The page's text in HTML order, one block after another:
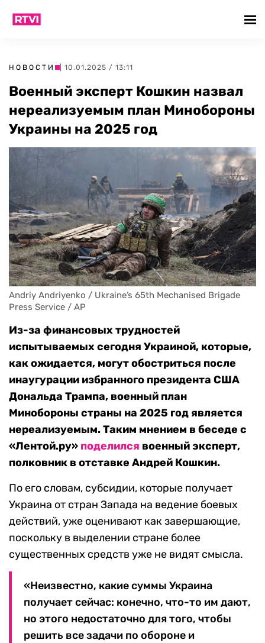
НОВОСТИ | 10.01.2025 / 13:11
Военный эксперт Кошкин назвал
нереализуемым план Минобороны
Украины на 2025 год
Andriy Andriyenko / Ukraine’s 65th Mechanised Brigade
Press Service / AP
Из-за финансовых трудностей
испытываемых сегодня Украиной, которые,
как ожидается, могут обостриться после
инаугурации избранного президента США
Дональда Трампа, военный план
Минобороны страны на 2025 год является
нереализуемым. Таким мнением в беседе с
«Лентой.ру» поделился военный эксперт,
полковник в отставке Андрей Кошкин.
По его словам, субсидии, которые получает
Украина от стран Запада на ведение боевых
действий, уже оценивают как завершающие,
поскольку в выделении стране более
существенных средств уже не видят смысла.
«Неизвестно, какие суммы Украина
получает сейчас: конечно, что-то им дают,
но этого недостаточно для того, чтобы
решить все задачи по обороне и